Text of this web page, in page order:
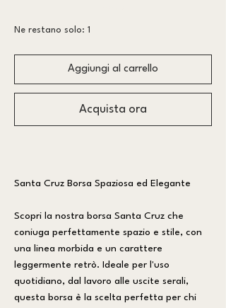
Ne restano solo: 1
Aggiungi al carrello
Acquista ora
Santa Cruz Borsa Spaziosa ed Elegante
Scopri la nostra borsa Santa Cruz che
coniuga perfettamente spazio e stile, con
una linea morbida e un carattere
leggermente retrò. Ideale per l'uso
quotidiano, dal lavoro alle uscite serali,
questa borsa è la scelta perfetta per chi